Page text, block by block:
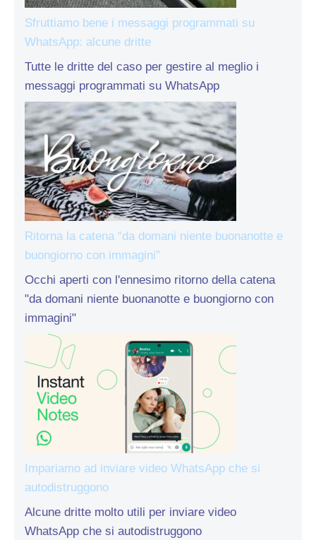
Sfruttiamo bene i messaggi programmati su
WhatsApp: alcune dritte
Tutte le dritte del caso per gestire al meglio i
messaggi programmati su WhatsApp
Ritorna la catena “da domani niente buonanotte e
buongiorno con immagini”
Occhi aperti con l'ennesimo ritorno della catena
"da domani niente buonanotte e buongiorno con
immagini"
Impariamo ad inviare video WhatsApp che si
autodistruggono
Alcune dritte molto utili per inviare video
WhatsApp che si autodistruggono